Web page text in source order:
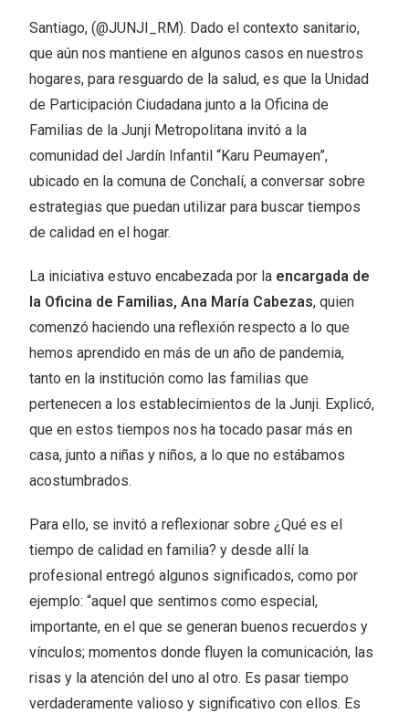
Santiago, (@JUNJI_RM). Dado el contexto sanitario,
que aún nos mantiene en algunos casos en nuestros
hogares, para resguardo de la salud, es que la Unidad
de Participación Ciudadana junto a la Oficina de
Familias de la Junji Metropolitana invitó a la
comunidad del Jardín Infantil “Karu Peumayen”,
ubicado en la comuna de Conchalí, a conversar sobre
estrategias que puedan utilizar para buscar tiempos
de calidad en el hogar.
La iniciativa estuvo encabezada por la encargada de
la Oficina de Familias, Ana María Cabezas, quien
comenzó haciendo una reflexión respecto a lo que
hemos aprendido en más de un año de pandemia,
tanto en la institución como las familias que
pertenecen a los establecimientos de la Junji. Explicó,
que en estos tiempos nos ha tocado pasar más en
casa, junto a niñas y niños, a lo que no estábamos
acostumbrados.
Para ello, se invitó a reflexionar sobre ¿Qué es el
tiempo de calidad en familia? y desde allí la
profesional entregó algunos significados, como por
ejemplo: “aquel que sentimos como especial,
importante, en el que se generan buenos recuerdos y
vínculos; momentos donde fluyen la comunicación, las
risas y la atención del uno al otro. Es pasar tiempo
verdaderamente valioso y significativo con ellos. Es